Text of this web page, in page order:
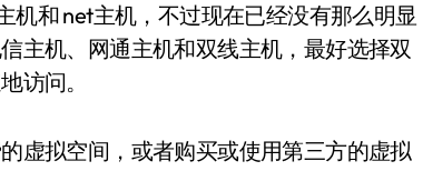
机和 net主机，不过现在已经没有那么明显
主机、网通主机和双线主机，最好选择双
访问。
虚拟空间，或者购买或使用第三方的虚拟